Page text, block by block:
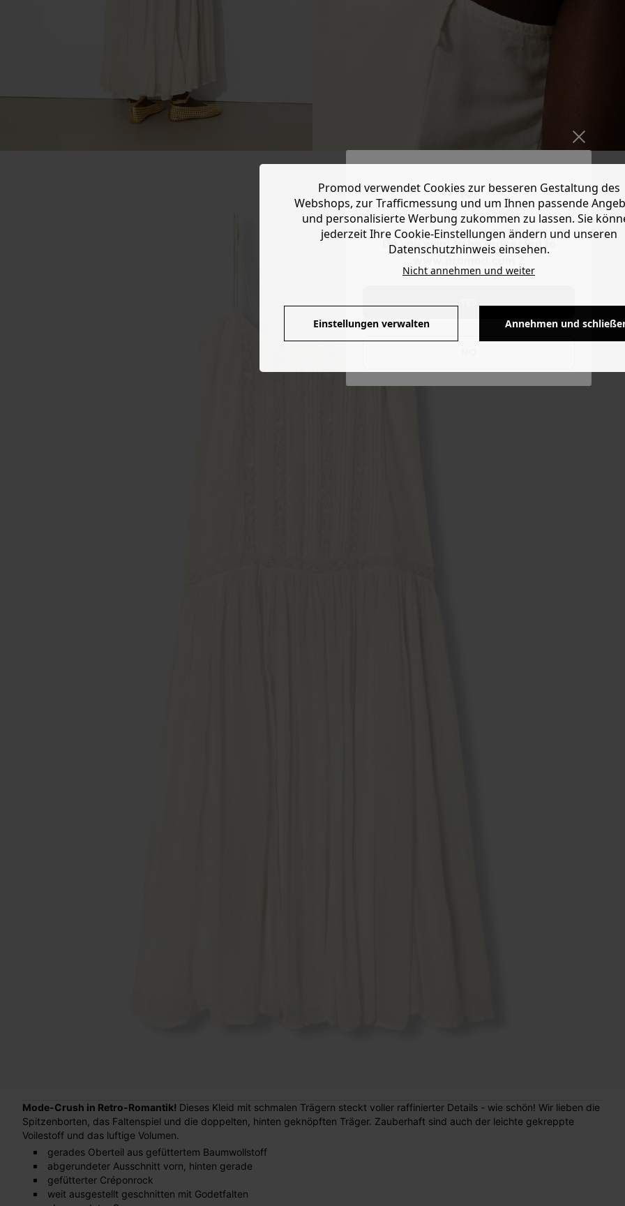
Do you want to be redirected to
Mode-Crush in Retro-Romantik! Dieses Kleid mit schmalen Trägern steckt voller raffinierter Details - wie schön! Wir lieben die
Spitzenborten, das Faltenspiel und die doppelten, hinten geknöpften Träger. Zauberhaft sind auch der leichte gekreppte
Voilestoff und das luftige Volumen.
gerades Oberteil aus gefüttertem Baumwollstoff
abgerundeter Ausschnitt vorn, hinten gerade
gefütterter Créponrock
weit ausgestellt geschnitten mit Godetfalten
Promod verwendet Cookies zur besseren Gestaltung des
Webshops, zur Trafficmessung und um Ihnen passende
und personalisierte Werbung zukommen zu lassen. Sie
jederzeit Ihre Cookie-Einstellungen ändern und unseren
Datenschutzhinweis einsehen.
Nicht annehmen und weiter
Einstellungen verwalten Annehmen und